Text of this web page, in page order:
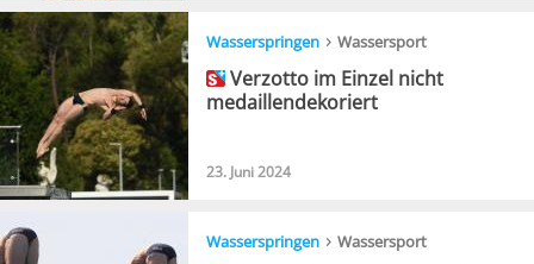
Wasserspringen › Wassersport
Verzotto im Einzel nicht
medaillendekoriert
23. Juni 2024
Wasserspringen › Wassersport